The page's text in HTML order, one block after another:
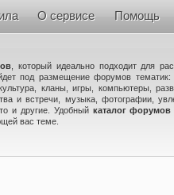
О сервисе Помощь
, который идеально подходит для
под размещение форумов тематик:
кланы, игры, компьютеры,
и встречи, музыка, фотографии,
и другие. Удобный каталог форумов
вас теме.